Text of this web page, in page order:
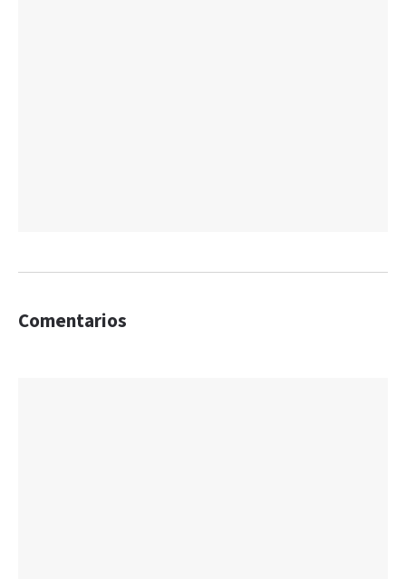
Comentarios